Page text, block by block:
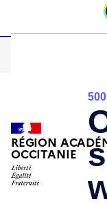
RÉGION
OCCITANIE